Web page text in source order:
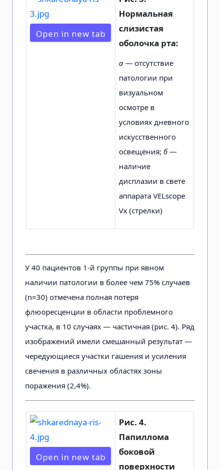
Open in new tab
Нормальная
слизистая
оболочка рта:
а — отсутствие
патологии при
визуальном
осмотре в
условиях дневного
искусственного
освещения;б—
наличие
дисплазии в свете
аппарата VELscope
Vx (стрелки)
У 40 пациентов 1-й группы при явном
наличии патологии в более чем 75% случаев
(n=30) отмечена полная потеря
флюоресценции в области проблемного
участка, в 10 случаях — частичная (рис. 4). Ряд
изображений имели смешанный результат —
чередующиеся участки гашения и усиления
свечения в различных областях зоны
поражения (2,4%).
Open in new tab
Рис. 4.
Папиллома
боковой
поверхности